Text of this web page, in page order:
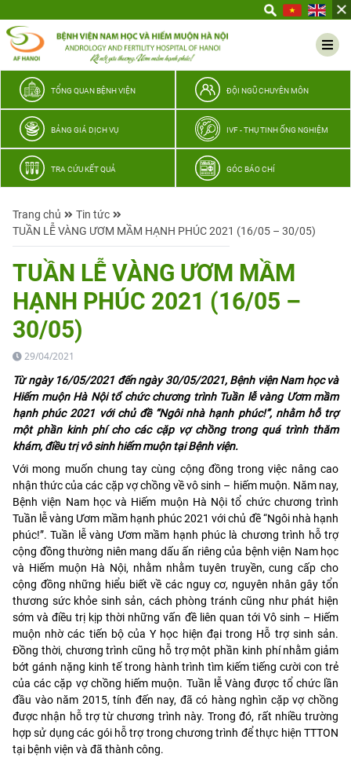
thương
TỔNG QUAN BỆNH VIỆN ĐỘI NGŨ CHUYÊN MÔN
BẢNG GIÁ DỊCH VỤ IVF - THỤ TINH ỐNG NGHIỆM
TRA CỨU KẾT QUẢ GÓC BÁO CHÍ
Trang chủ
Tin tức
TUẦN LỄ VÀNG ƯƠM MẦM HẠNH PHÚC 2021 (16/05 – 30/05)
TUẦN LỄ VÀNG ƯƠM MẦM
HẠNH PHÚC 2021 (16/05 –
30/05)
29/04/2021
Từ ngày 16/05/2021 đến ngày 30/05/2021, Bệnh viện Nam học và
Hiếm muộn Hà Nội tổ chức chương trình Tuần lễ vàng Ươm mầm
hạnh phúc 2021 với chủ đề “Ngôi nhà hạnh phúc!”, nhằm hỗ trợ
một phần kinh phí cho các cặp vợ chồng trong quá trình thăm
khám, điều trị vô sinh hiếm muộn tại Bệnh viện.
Với mong muốn chung tay cùng cộng đồng trong việc nâng cao
nhận thức của các cặp vợ chồng về vô sinh – hiếm muộn. Năm nay,
Bệnh viện Nam học và Hiếm muộn Hà Nội tổ chức chương trình
Tuần lễ vàng Ươm mầm hạnh phúc 2021 với chủ đề “Ngôi nhà hạnh
phúc!”. Tuần lễ vàng Ươm mầm hạnh phúc là chương trình hỗ trợ
cộng đồng thường niên mang dấu ấn riêng của bệnh viện Nam học
và Hiếm muộn Hà Nội, nhằm nhằm tuyên truyền, cung cấp cho
cộng đồng những hiểu biết về các nguy cơ, nguyên nhân gây tổn
thương sức khỏe sinh sản, cách phòng tránh cũng như phát hiện
sớm và điều trị kịp thời những vấn đề liên quan tới Vô sinh – Hiếm
muộn nhờ các tiến bộ của Y học hiện đại trong Hỗ trợ sinh sản.
Đồng thời, chương trình cũng hỗ trợ một phần kinh phí nhằm giảm
bớt gánh nặng kinh tế trong hành trình tìm kiếm tiếng cười con trẻ
của các cặp vợ chồng hiếm muộn. Tuần lễ Vàng được tổ chức lần
đầu vào năm 2015, tính đến nay, đã có hàng nghìn cặp vợ chồng
được nhận hỗ trợ từ chương trình này. Trong đó, rất nhiều trường
hợp sử dụng các gói hỗ trợ trong chương trình để thực hiện TTTON
tại bệnh viện và đã thành công.